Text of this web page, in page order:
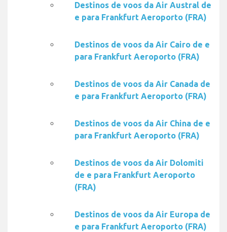
Destinos de voos da Air Austral de
e para Frankfurt Aeroporto (FRA)
Destinos de voos da Air Cairo de e
para Frankfurt Aeroporto (FRA)
Destinos de voos da Air Canada de
e para Frankfurt Aeroporto (FRA)
Destinos de voos da Air China de e
para Frankfurt Aeroporto (FRA)
Destinos de voos da Air Dolomiti
de e para Frankfurt Aeroporto
(FRA)
Destinos de voos da Air Europa de
e para Frankfurt Aeroporto (FRA)